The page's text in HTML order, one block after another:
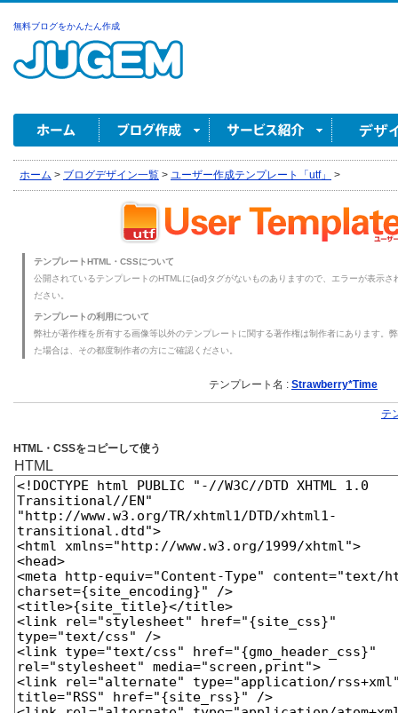
無料ブログをかんたん作成
ホーム > ブログデザイン一覧 > ユーザー作成テンプレート「utf」 >
テンプレートHTML・CSSについて
公開されているテンプレートのHTMLに{ad}タグがないものありますので、エラーが表示
ださい。
テンプレートの利用について
弊社が著作権を所有する画像等以外のテンプレートに関する著作権は制作者にあります。
た場合は、その都度制作者の方にご確認ください。
テンプレート名 : Strawberry*Time
テ
HTML・CSSをコピーして使う
HTML